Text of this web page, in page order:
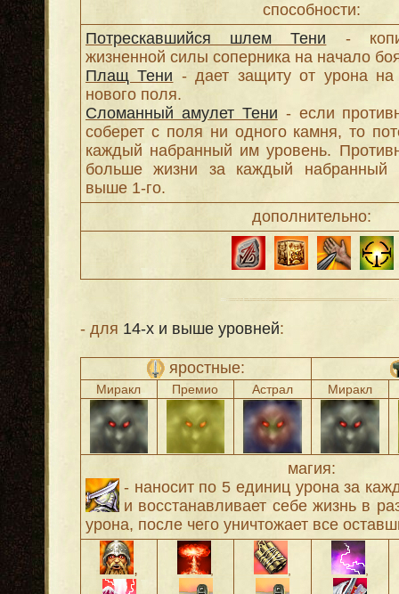
способности:
Потрескавшийся шлем Тени -
жизненной силы соперника на начало
Плащ Тени - дает защиту от урона
нового поля.
Сломанный амулет Тени - если
соберет с поля ни одного камня, то
каждый набранный им уровень.
больше жизни за каждый набранный
выше 1-го.
дополнительно:
- для 14-х и выше уровней:
яростные:
Миракл Премио Астрал Миракл
магия:
- наносит по 5 единиц урона за
и восстанавливает себе жизнь в
урона, после чего уничтожает все
,